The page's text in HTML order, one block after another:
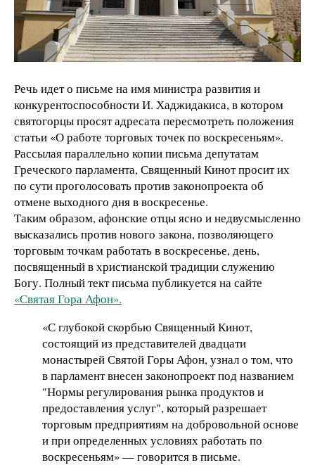
Речь идет о письме на имя министра развития и
конкурентоспособности И. Хаджидакиса, в котором
святогорцы просят адресата пересмотреть положения
статьи «О работе торговых точек по воскресеньям».
Рассылая параллельно копии письма депутатам
Греческого парламента, Священный Кинот просит их
по сути проголосовать против законопроекта об
отмене выходного дня в воскресенье.
Таким образом, афонские отцы ясно и недвусмысленно
высказались против нового закона, позволяющего
торговым точкам работать в воскресенье, день,
посвященный в христианской традиции служению
Богу. Полный тект письма публикуется на сайте
«Святая Гора Афон».
«С глубокой скорбью Священный Кинот,
состоящий из представителей двадцати
монастырей Святой Горы Афон, узнал о том, что
в парламент внесен законопроект под названием
"Нормы регулирования рынка продуктов и
предоставления услуг", который разрешает
торговым предприятиям на добровольной основе
и при определенных условиях работать по
воскресеньям» — говорится в письме.